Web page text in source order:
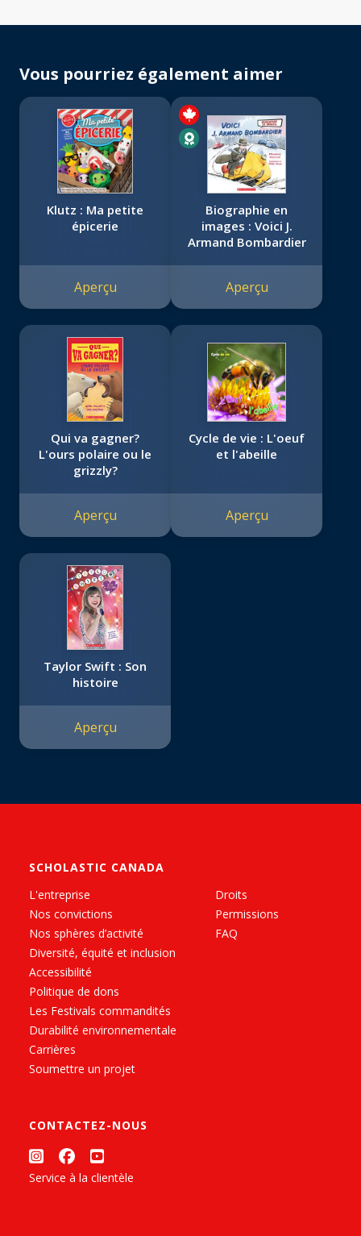
Vous pourriez également aimer
Klutz : Ma petite
épicerie
Aperçu
Biographie en
images : Voici J.
Armand Bombardier
Aperçu
Qui va gagner?
L'ours polaire ou le
grizzly?
Aperçu
Cycle de vie : L'oeuf
et l'abeille
Aperçu
Taylor Swift : Son
histoire
Aperçu
SCHOLASTIC CANADA
L'entreprise
Nos convictions
Nos sphères d’activité
Diversité, équité et inclusion
Accessibilité
Politique de dons
Les Festivals commandités
Durabilité environnementale
Carrières
Soumettre un projet
Droits
Permissions
FAQ
CONTACTEZ-NOUS
Service à la clientèle